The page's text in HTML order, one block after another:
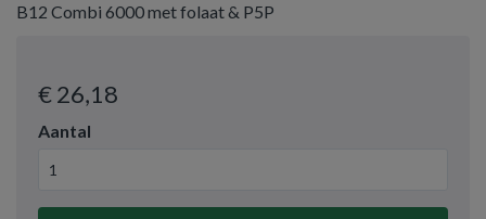
B12 Combi 6000 met folaat & P5P
€ 26,18
Aantal